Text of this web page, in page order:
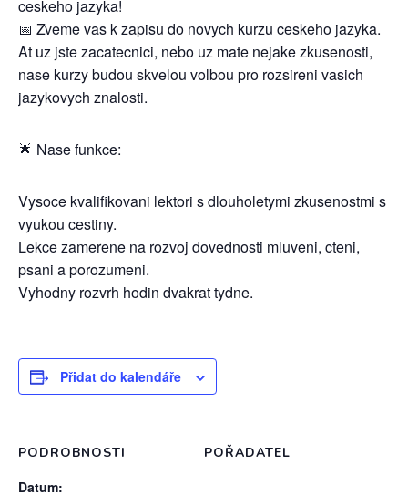
ceskeho jazyka!
📅 Zveme vas k zapisu do novych kurzu ceskeho jazyka.
At uz jste zacatecnici, nebo uz mate nejake zkusenosti,
nase kurzy budou skvelou volbou pro rozsireni vasich
jazykovych znalosti.
🌟 Nase funkce:
Vysoce kvalifikovani lektori s dlouholetymi zkusenostmi s
vyukou cestiny.
Lekce zamerene na rozvoj dovednosti mluveni, cteni,
psani a porozumeni.
Vyhodny rozvrh hodin dvakrat tydne.
Přidat do kalendáře
PODROBNOSTI
Datum:
POŘADATEL